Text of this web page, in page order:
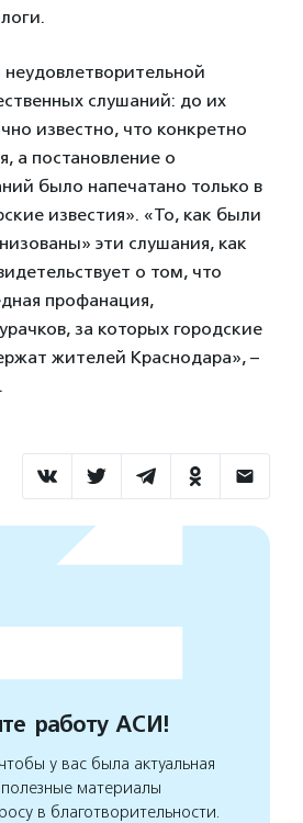
слушаний: до их
известно, что конкретно
а постановление о
было напечатано только в
известия». «То, как были
эти слушания, как
о том, что
профанация,
за которых городские
жителей Краснодара», –
работу АСИ!
у вас была актуальная
материалы
в благотворительности.